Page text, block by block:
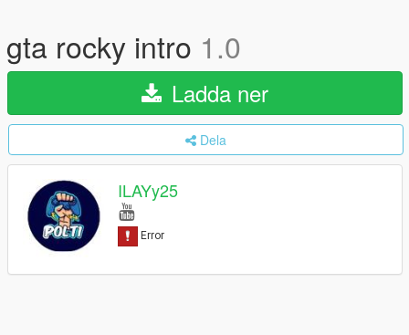
gta rocky intro 1.0
Ladda ner
Dela
ILAYy25